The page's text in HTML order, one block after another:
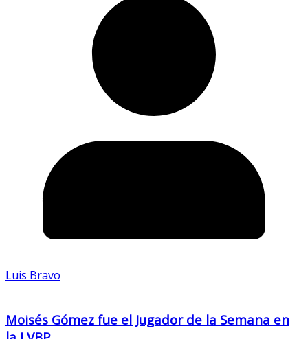
Luis Bravo
Moisés Gómez fue el Jugador de la Semana en